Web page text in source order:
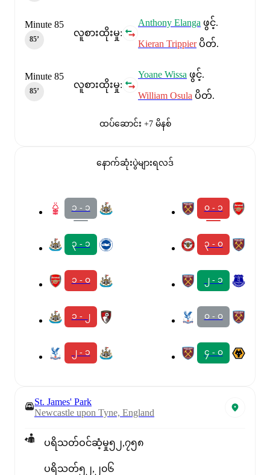
လူစားထိုးမှု:
Anthony Elanga ဖွင့်.
Kieran Trippierပိတ်.
Minute 85
85‎’‎
လူစားထိုးမှု:
Yoane Wissa ဖွင့်.
William Osula ပိတ်.
Minute 85
85‎’‎
ထပ်ဆောင်း +7 မိနစ်
နောက်ဆုံးပွဲများရလဒ်
၁ - ၁
၃ - ၁
၁ - ၀
၁ - ၂
၂ - ၁
၀ - ၁
၃ - ၀
၂ - ၁
၀ - ၀
၄ - ၀
St. James' Park
Newcastle upon Tyne, England
ပရိသတ်ဝင်ဆံ့မှု၅၂,၇၅၈
ပရိသတ်၅၂,၂၀၆